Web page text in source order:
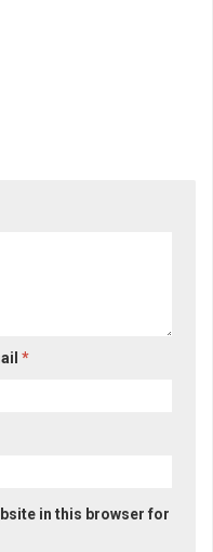
*
in this browser for